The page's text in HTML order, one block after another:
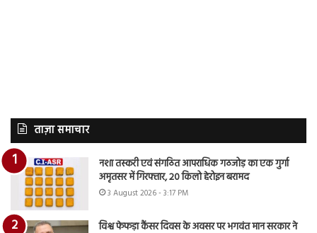
ताज़ा समाचार
नशा तस्करी एवं संगठित आपराधिक गठजोड़ का एक गुर्गा
अमृतसर में गिरफ्तार, 20 किलो हेरोइन बरामद
3 August 2026 - 3:17 PM
विश्व फेफड़ा कैंसर दिवस के अवसर पर भगवंत मान सरकार ने